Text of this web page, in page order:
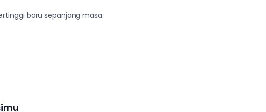
baru sepanjang masa.